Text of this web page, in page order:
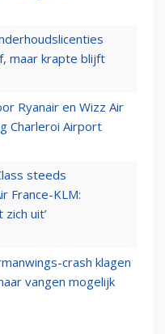
maar krapte blijft
Ryanair en Wizz Air
Charleroi Airport
steeds
France-KLM:
uit’
crash klagen
vangen mogelijk